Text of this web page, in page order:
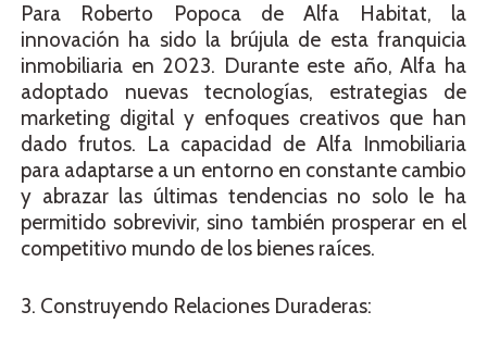
Para Roberto Popoca de Alfa Habitat, la
innovación ha sido la brújula de esta franquicia
inmobiliaria en 2023. Durante este año, Alfa ha
adoptado nuevas tecnologías, estrategias de
marketing digital y enfoques creativos que han
dado frutos. La capacidad de Alfa Inmobiliaria
para adaptarse a un entorno en constante cambio
y abrazar las últimas tendencias no solo le ha
permitido sobrevivir, sino también prosperar en el
competitivo mundo de los bienes raíces.
3. Construyendo Relaciones Duraderas: